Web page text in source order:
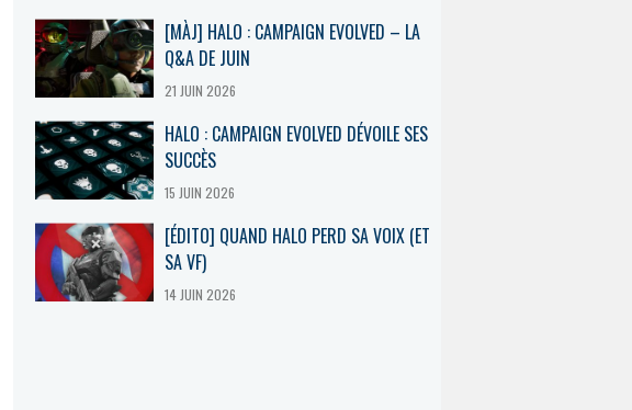
[MÀJ] HALO : CAMPAIGN EVOLVED – LA
Q&A DE JUIN
21 JUIN 2026
HALO : CAMPAIGN EVOLVED DÉVOILE SES
SUCCÈS
15 JUIN 2026
[ÉDITO] QUAND HALO PERD SA VOIX (ET
SA VF)
14 JUIN 2026